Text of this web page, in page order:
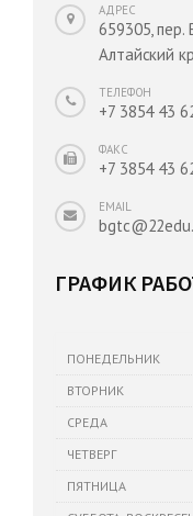
АДРЕС
659305, пер.
Алтайский
ТЕЛЕФОН
+7 3854 43
ФАКС
+7 3854 43
EMAIL
ГРАФИК
ПОНЕДЕЛЬНИК
ВТОРНИК
СРЕДА
ЧЕТВЕРГ
ПЯТНИЦА